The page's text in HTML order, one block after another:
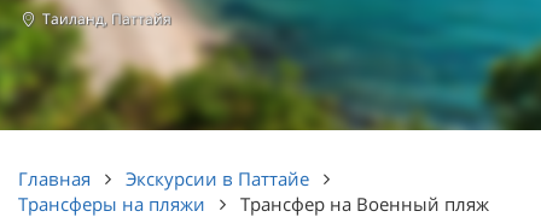
Таиланд, Паттайя
Главная
Экскурсии в Паттайе
Трансферы на пляжи
Трансфер на Военный пляж